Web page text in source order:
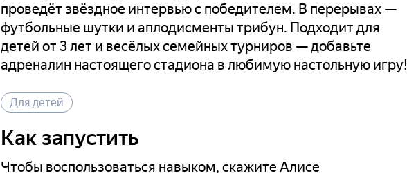
проведёт звёздное интервью с победителем. В перерывах —
футбольные шутки и аплодисменты трибун. Подходит для
детей от 3 лет и весёлых семейных турниров — добавьте
адреналин настоящего стадиона в любимую настольную игру!
Для детей
Как запустить
Чтобы воспользоваться навыком, скажите Алисе